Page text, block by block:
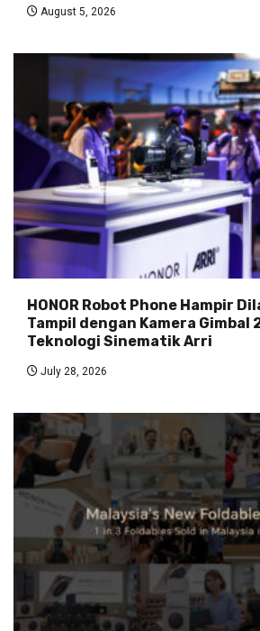
August 5, 2026
HONOR Robot Phone Hampir
Tampil dengan Kamera Gimbal
Teknologi Sinematik Arri
July 28, 2026